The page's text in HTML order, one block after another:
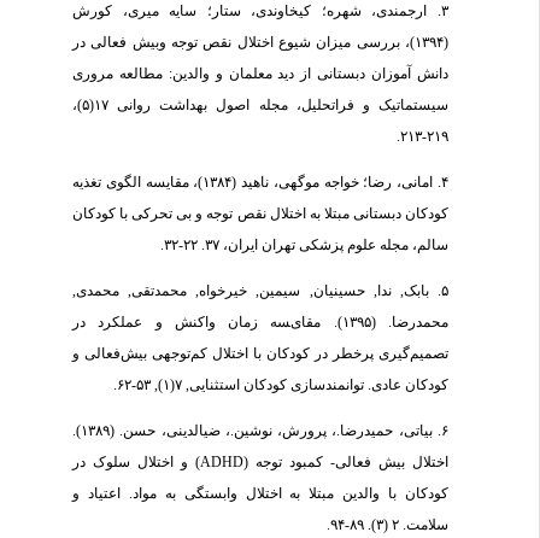
۳. ارجمندی، شهره؛ کیخاوندی، ستار؛ سایه میری، کورش
(۱۳۹۴)، بررسی میزان شیوع اختلال نقص توجه وبیش فعالی در
دانش آموزان دبستانی از دید معلمان و والدین: مطالعه مروری
سیستماتیک و فراتحلیل، مجله اصول بهداشت روانی ۱۷(۵)،
۲۱۹-۲۱۳.
۴. امانی، رضا؛ خواجه موگهی، ناهید (۱۳۸۴)، مقایسه الگوی تغذیه
کودکان دبستانی مبتلا به اختلال نقص توجه و بی تحرکی با کودکان
سالم، مجله علوم پزشکی تهران ایران، ۳۷. ۲۲-۳۲.
۵. بابک, ندا, حسینیان, سیمین, خیرخواه, محمدتقی, محمدی,
محمدرضا. (۱۳۹۵). ﻣﻘﺎیﺴﻪ زﻣﺎن واﮐﻨﺶ و ﻋﻤﻠﮑﺮد در
ﺗﺼﻤﯿﻢﮔﯿﺮی ﭘﺮﺧﻄﺮ در ﮐﻮدﮐﺎن ﺑﺎ اﺧﺘﻼل ﮐﻢﺗﻮﺟﻬﯽ ﺑﯿﺶﻓﻌﺎﻟﯽ و
ﮐﻮدﮐﺎن ﻋﺎدی. توانمندسازی کودکان استثنایی, ۷(۱), ۵۳-۶۲.
۶. بیاتی، حمیدرضا.، پرورش، نوشین.، ضیالدینی، حسن. (۱۳۸۹).
اختلال بیش فعالی- کمبود توجه (ADHD) و اختلال سلوک در
کودکان با والدین مبتلا به اختلال وابستگی به مواد. اعتیاد و
سلامت. ۲ (۳). ۸۹-۹۴.